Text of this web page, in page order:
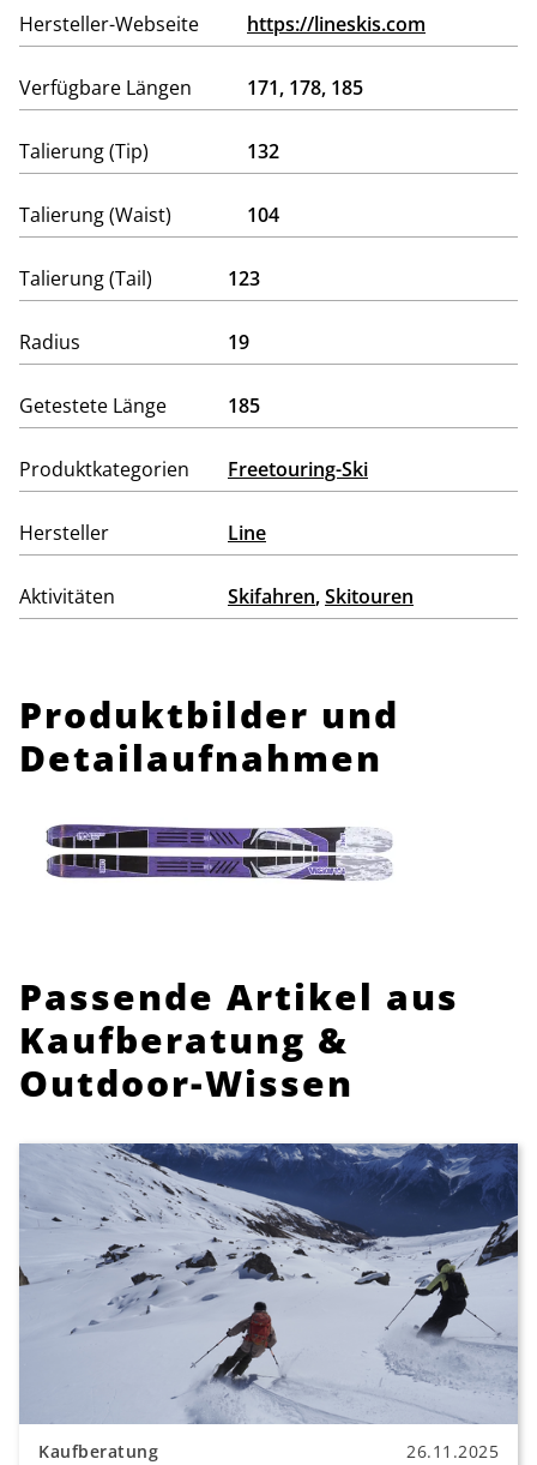
Hersteller-Webseite https://lineskis.com
Verfügbare Längen 171, 178, 185
Talierung (Tip) 132
Talierung (Waist) 104
Talierung (Tail) 123
Radius 19
Getestete Länge 185
Produktkategorien Freetouring-Ski
Hersteller Line
Aktivitäten Skifahren,Skitouren
Produktbilder und
Detailaufnahmen
Passende Artikel aus
Kaufberatung &
Outdoor-Wissen
Kaufberatung 26.11.2025